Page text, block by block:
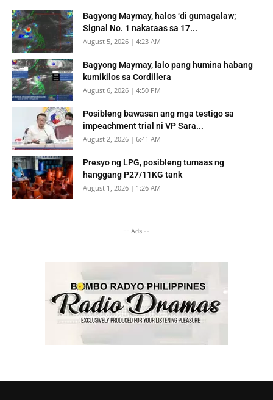
Bagyong Maymay, halos ‘di gumagalaw;
Signal No. 1 nakataas sa 17...
August 5, 2026 | 4:23 AM
Bagyong Maymay, lalo pang humina habang
kumikilos sa Cordillera
August 6, 2026 | 4:50 PM
Posibleng bawasan ang mga testigo sa
impeachment trial ni VP Sara...
August 2, 2026 | 6:41 AM
Presyo ng LPG, posibleng tumaas ng
hanggang P27/11KG tank
August 1, 2026 | 1:26 AM
-- Ads --